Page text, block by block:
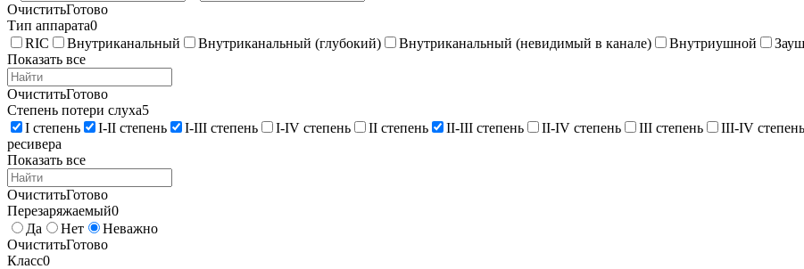
ОчиститьГотово
Тип аппарата0
RIC
Внутриканальный Внутриканальный (глубокий) Внутриканальный (невидимый в канале) Внутриушной
Показать все
ОчиститьГотово
Степень потери слуха5
I степень
I-II степень I-III степень I-IV степень II степень II-III степень II-IV степень III степень III-IV степень
ресивера
Показать все
ОчиститьГотово
Перезаряжаемый0
Да
Нет
Неважно
ОчиститьГотово
Класс0